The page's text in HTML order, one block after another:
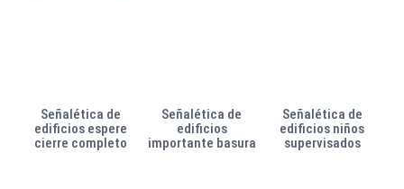
Señalética de
edificios espere
cierre completo
Señalética de
edificios
importante basura
Señalética de
edificios niños
supervisados